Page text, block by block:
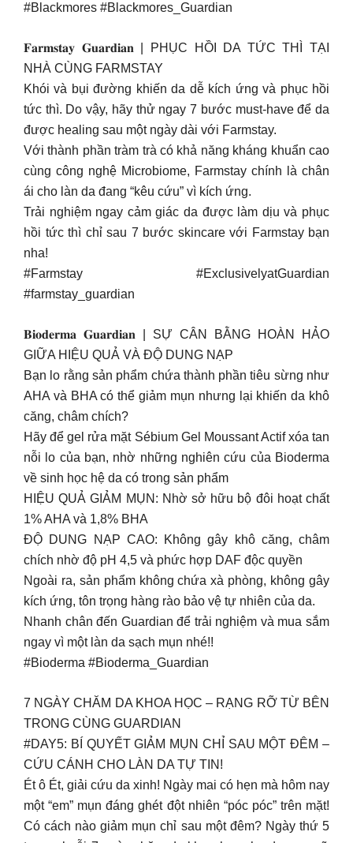
#Blackmores #Blackmores_Guardian
𝐅𝐚𝐫𝐦𝐬𝐭𝐚𝐲 𝐆𝐮𝐚𝐫𝐝𝐢𝐚𝐧 | PHỤC HỒI DA TỨC THÌ TẠI
NHÀ CÙNG FARMSTAY
Khói và bụi đường khiến da dễ kích ứng và phục hồi
tức thì. Do vậy, hãy thử ngay 7 bước must-have để da
được healing sau một ngày dài với Farmstay.
Với thành phần tràm trà có khả năng kháng khuẩn cao
cùng công nghệ Microbiome, Farmstay chính là chân
ái cho làn da đang “kêu cứu” vì kích ứng.
Trải nghiệm ngay cảm giác da được làm dịu và phục
hồi tức thì chỉ sau 7 bước skincare với Farmstay bạn
nha!
#Farmstay #ExclusivelyatGuardian
#farmstay_guardian
𝐁𝐢𝐨𝐝𝐞𝐫𝐦𝐚 𝐆𝐮𝐚𝐫𝐝𝐢𝐚𝐧 | SỰ CÂN BẰNG HOÀN HẢO
GIỮA HIỆU QUẢ VÀ ĐỘ DUNG NẠP
Bạn lo rằng sản phẩm chứa thành phần tiêu sừng như
AHA và BHA có thể giảm mụn nhưng lại khiến da khô
căng, châm chích?
Hãy để gel rửa mặt Sébium Gel Moussant Actif xóa tan
nỗi lo của bạn, nhờ những nghiên cứu của Bioderma
về sinh học hệ da có trong sản phẩm
HIỆU QUẢ GIẢM MỤN: Nhờ sở hữu bộ đôi hoạt chất
1% AHA và 1,8% BHA
ĐỘ DUNG NẠP CAO: Không gây khô căng, châm
chích nhờ độ pH 4,5 và phức hợp DAF độc quyền
Ngoài ra, sản phẩm không chứa xà phòng, không gây
kích ứng, tôn trọng hàng rào bảo vệ tự nhiên của da.
Nhanh chân đến Guardian để trải nghiệm và mua sắm
ngay vì một làn da sạch mụn nhé!!
#Bioderma #Bioderma_Guardian
7 NGÀY CHĂM DA KHOA HỌC – RẠNG RỠ TỪ BÊN
TRONG CÙNG GUARDIAN
#DAY5: BÍ QUYẾT GIẢM MỤN CHỈ SAU MỘT ĐÊM –
CỨU CÁNH CHO LÀN DA TỰ TIN! ​
Ét ô Ét, giải cứu da xinh! Ngày mai có hẹn mà hôm nay
một “em” mụn đáng ghét đột nhiên “póc póc” trên mặt!
Có cách nào giảm mụn chỉ sau một đêm? Ngày thứ 5